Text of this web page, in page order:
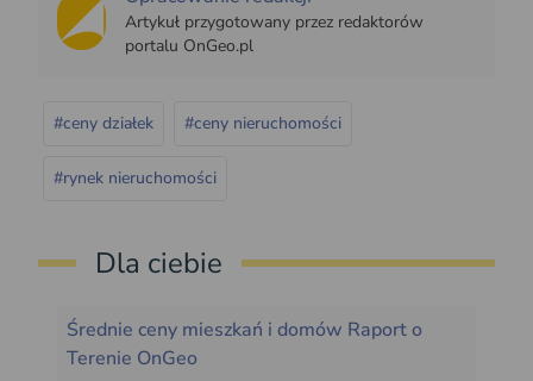
Artykuł przygotowany przez redaktorów
portalu OnGeo.pl
#ceny działek #ceny nieruchomości
#rynek nieruchomości
Dla ciebie
Średnie ceny mieszkań i domów Raport o
Terenie OnGeo